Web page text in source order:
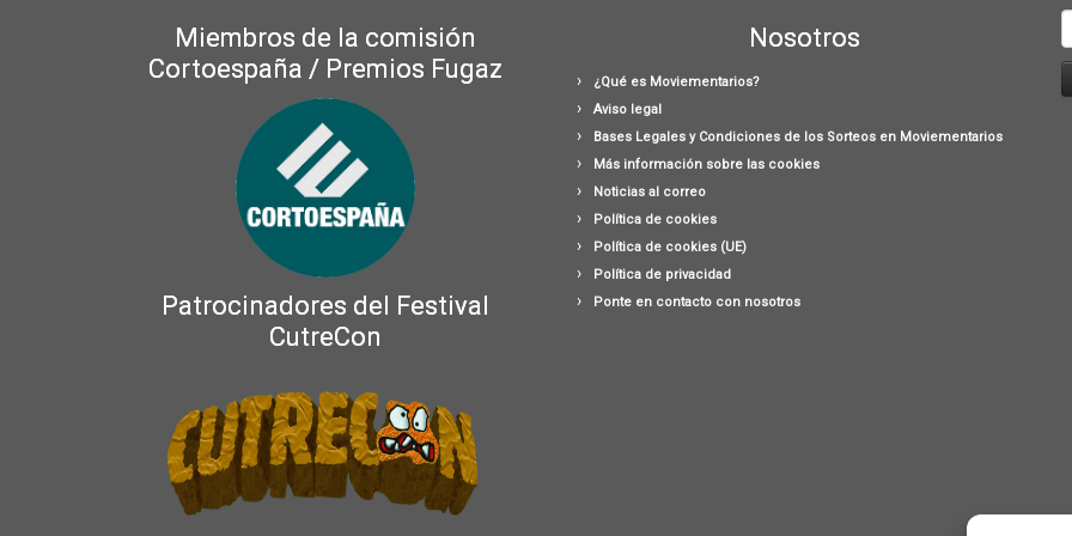
Miembros de la comisión
Cortoespaña / Premios Fugaz
Patrocinadores del Festival
CutreCon
Nosotros
¿Qué es Moviementarios?
Aviso legal
Bases Legales y Condiciones de los Sorteos en Moviementarios
Más información sobre las cookies
Noticias al correo
Política de cookies
Política de cookies (UE)
Política de privacidad
Ponte en contacto con nosotros